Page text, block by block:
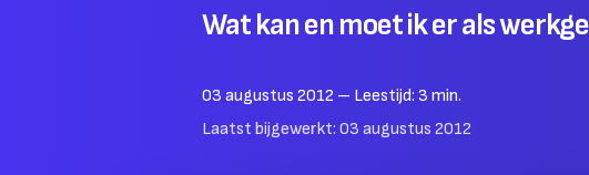
Wat kan en moet ik er als
03 augustus 2012 – Leestijd: 3 min.
Laatst bijgewerkt: 03 augustus 2012